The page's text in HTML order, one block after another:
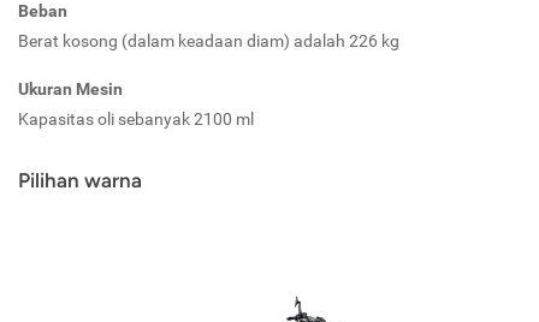
Beban
Berat kosong (dalam keadaan diam) adalah 226 kg
Ukuran Mesin
Kapasitas oli sebanyak 2100 ml
Pilihan warna